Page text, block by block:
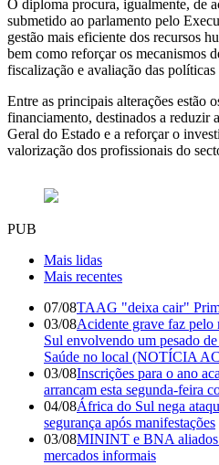
O diploma procura, igualmente, de
submetido ao parlamento pelo
gestão mais eficiente dos recursos
bem como reforçar os mecanismos
fiscalização e avaliação das políticas
Entre as principais alterações estão
financiamento, destinados a reduzir
Geral do Estado e a reforçar o
valorização dos profissionais do
PUB
Mais lidas
Mais recentes
07/08TAAG "deixa cair"
03/08Acidente grave faz pelo
Sul envolvendo um pesado
Saúde no local (NOTÍCIA
03/08Inscrições para o ano
arrancam esta segunda-feira
04/08África do Sul nega
segurança após manifestações
03/08MININT e BNA aliados
mercados informais